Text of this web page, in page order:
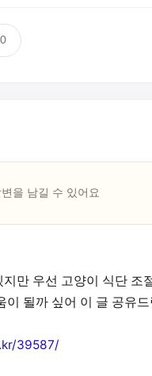
0
을 남길 수 있어요
만 우선 고양이 식단 조
이 될까 싶어 이 글 공유
39587/